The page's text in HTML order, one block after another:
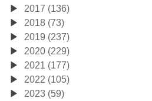
2017 (136)
2018 (73)
2019 (237)
2020 (229)
2021 (177)
2022 (105)
2023 (59)